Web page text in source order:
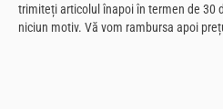
trimiteți articolul înapoi în termen de 30
niciun motiv. Vă vom rambursa apoi